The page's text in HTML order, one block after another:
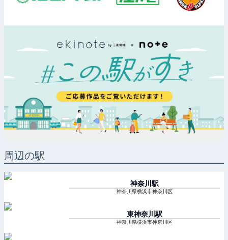
周辺の駅
神奈川 駅
神奈川県横浜市神奈川区
東神奈川 駅
神奈川県横浜市神奈川区